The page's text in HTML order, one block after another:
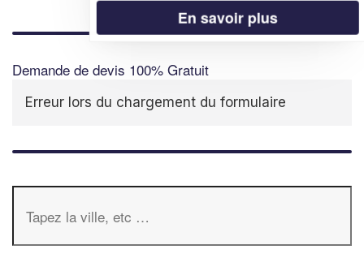
Demande de devis 100% Gratuit
Erreur lors du chargement du formulaire
En savoir plus